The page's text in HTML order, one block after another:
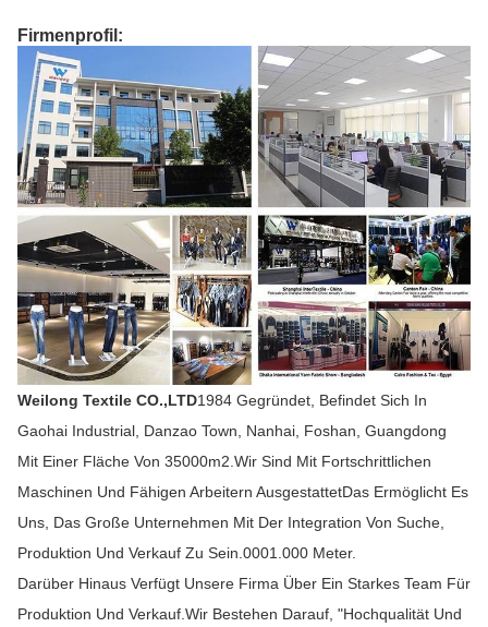
Firmenprofil:
Weilong Textile CO.,LTD1984 Gegründet, Befindet Sich In
Gaohai Industrial, Danzao Town, Nanhai, Foshan, Guangdong
Mit Einer Fläche Von 35000m2.Wir Sind Mit Fortschrittlichen
Maschinen Und Fähigen Arbeitern AusgestattetDas Ermöglicht Es
Uns, Das Große Unternehmen Mit Der Integration Von Suche,
Produktion Und Verkauf Zu Sein.0001.000 Meter.
Darüber Hinaus Verfügt Unsere Firma Über Ein Starkes Team Für
Produktion Und Verkauf.Wir Bestehen Darauf, "Hochqualität Und